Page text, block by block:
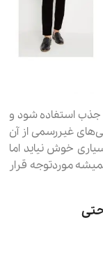
جذب استفاده شود و
غیررسمی از آن
خوش نیاید اما
موردتوجه قرار